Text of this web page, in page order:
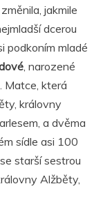
jakmile
dcerou
podkoním mladé
, narozené
Matce, která
královny
a dvěma
sídle asi 100
starší sestrou
Alžběty,